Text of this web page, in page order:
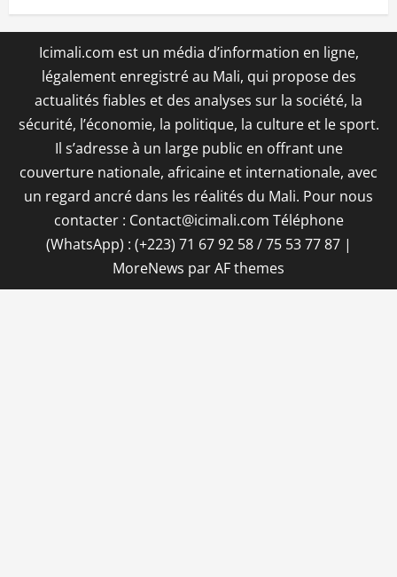
Icimali.com est un média d’information en ligne,
légalement enregistré au Mali, qui propose des
actualités fiables et des analyses sur la société, la
sécurité, l’économie, la politique, la culture et le sport.
Il s’adresse à un large public en offrant une
couverture nationale, africaine et internationale, avec
un regard ancré dans les réalités du Mali. Pour nous
contacter : Contact@icimali.com Téléphone
(WhatsApp) : (+223) 71 67 92 58 / 75 53 77 87 |
MoreNews par AF themes